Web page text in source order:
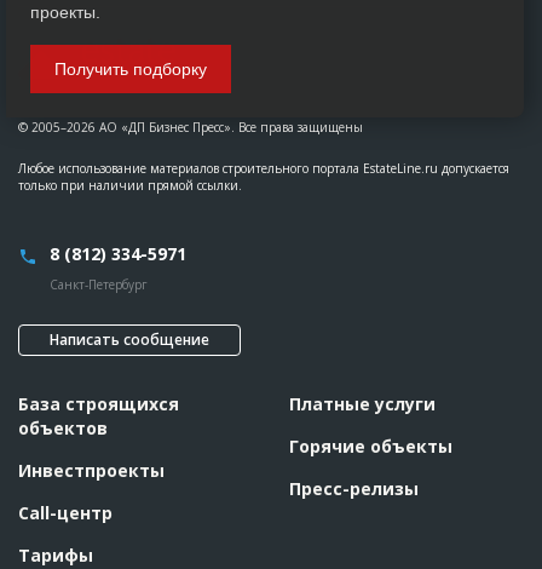
© 2005–2026 АО «ДП Бизнес Пресс». Все права защищены
Любое использование материалов строительного портала EstateLine.ru допускается
только при наличии прямой ссылки.
8 (812) 334-5971
Санкт-Петербург
Написать сообщение
База строящихся
объектов
Инвестпроекты
Call-центр
Тарифы
Платные услуги
Горячие объекты
Пресс-релизы
проекты.
Получить подборку